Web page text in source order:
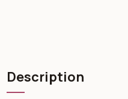
Description